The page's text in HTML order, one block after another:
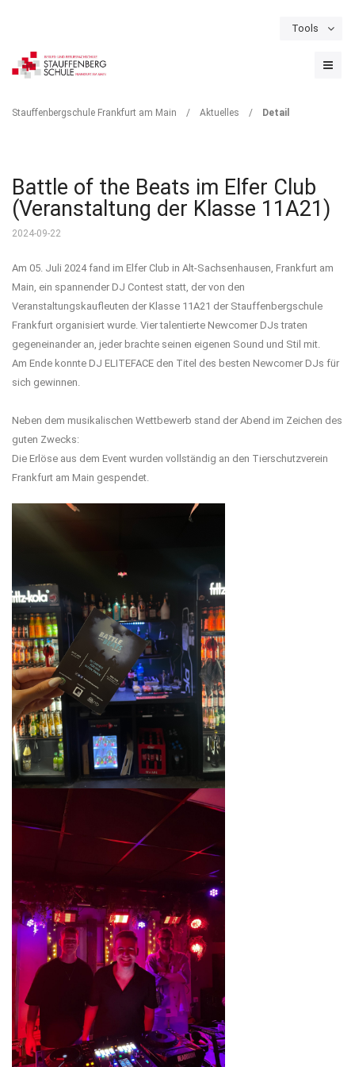
Tools
Schulportal Termine
Stauffenbergschule Frankfurt am Main / Aktuelles / Detail
Battle of the Beats im Elfer Club
(Veranstaltung der Klasse 11A21)
2024-09-22
Am 05. Juli 2024 fand im Elfer Club in Alt-Sachsenhausen, Frankfurt am
Main, ein spannender DJ Contest statt, der von den
Veranstaltungskaufleuten der Klasse 11A21 der Stauffenbergschule
Frankfurt organisiert wurde. Vier talentierte Newcomer DJs traten
gegeneinander an, jeder brachte seinen eigenen Sound und Stil mit.
Am Ende konnte DJ ELITEFACE den Titel des besten Newcomer DJs für
sich gewinnen.
Neben dem musikalischen Wettbewerb stand der Abend im Zeichen des
guten Zwecks:
Die Erlöse aus dem Event wurden vollständig an den Tierschutzverein
Frankfurt am Main gespendet.